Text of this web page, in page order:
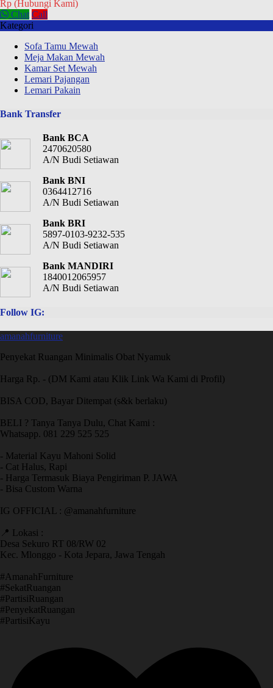
Rp (Hubungi Kami)
Chat Call
Kategori
Sofa Tamu Mewah
Meja Makan Mewah
Kamar Set Mewah
Lemari Pajangan
Lemari Pakain
Bank Transfer
Bank BCA
2470620580
A/N Budi Setiawan
Bank BNI
0364412716
A/N Budi Setiawan
Bank BRI
5897-0103-9232-535
A/N Budi Setiawan
Bank MANDIRI
1840012065957
A/N Budi Setiawan
Follow IG:
amanahfurniture
Penyekat Ruangan Minimalis Obat Nyamuk
Harga Rp. - (DM Kami atau Klik Link Wa Kami di Profil)
BISA COD, Bayar Ditempat (s&k berlaku)
BELI ? Tanya Tanya Dulu, Chat Kami :
Whatsapp. 081 229 525 525
- Material Kayu Mahoni Solid
- Cat Halus, Rapi
- Harga Termasuk Biaya Pengiriman P. JAWA
- Bisa Custom Warna
IG OFFICIAL : @amanahfurniture
📍 Lokasi :
Desa Sekuro RT 08/RW 02
Kec. Mlonggo - Kota Jepara, Jawa Tengah
​#AmanahFurniture
​#SekatRuangan
​#PartisiRuangan
​#PenyekatRuangan
​#PartisiKayu